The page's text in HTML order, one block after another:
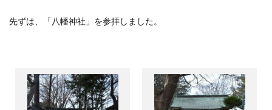
先ずは、「八幡神社」を参拝しました。